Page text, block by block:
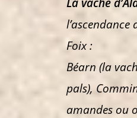
l’ascendance
Foix :
Béarn (la
pals),
amandes ou